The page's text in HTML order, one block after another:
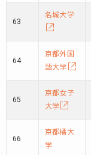
63
名城大学
64
京都外国
語大学
65
京都女子
大学
66
京都橘大
学